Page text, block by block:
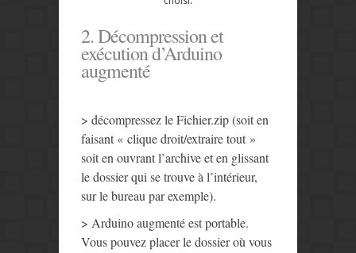
2. Décompression et
exécution d’Arduino
augmenté
> décompressez le Fichier.zip (soit en
faisant « clique droit/extraire tout »
soit en ouvrant l’archive et en glissant
le dossier qui se trouve à l’intérieur,
sur le bureau par exemple).
> Arduino augmenté est portable.
Vous pouvez placer le dossier où vous